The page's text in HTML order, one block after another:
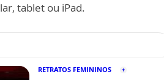
tablet ou iPad.
RETRATOS FEMININOS